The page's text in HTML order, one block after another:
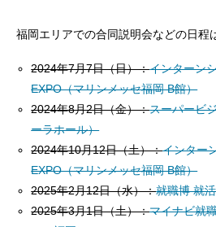
福岡エリアでの合同説明会などの日程
2024年7月7日（日）：インターン
EXPO（マリンメッセ福岡 B館）
2024年8月2日（金）：スーパービ
ーラホール）
2024年10月12日（土）：インター
EXPO（マリンメッセ福岡 B館）
2025年2月12日（水）：就職博 就
2025年3月1日（土）：マイナビ就